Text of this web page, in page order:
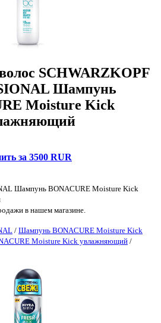
SCHWARZKOPF
Шампунь
Moisture Kick
за 3500 RUR
Шампунь BONACURE Moisture Kick
в нашем магазине.
/ Шампунь BONACURE Moisture Kick
Moisture Kick увлажняющий /